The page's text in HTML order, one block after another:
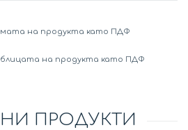
на продукта като ПДФ
на продукта като ПДФ
ПРОДУКТИ